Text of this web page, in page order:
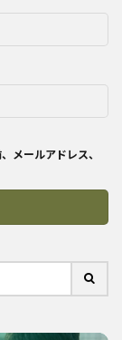
メールアドレス、